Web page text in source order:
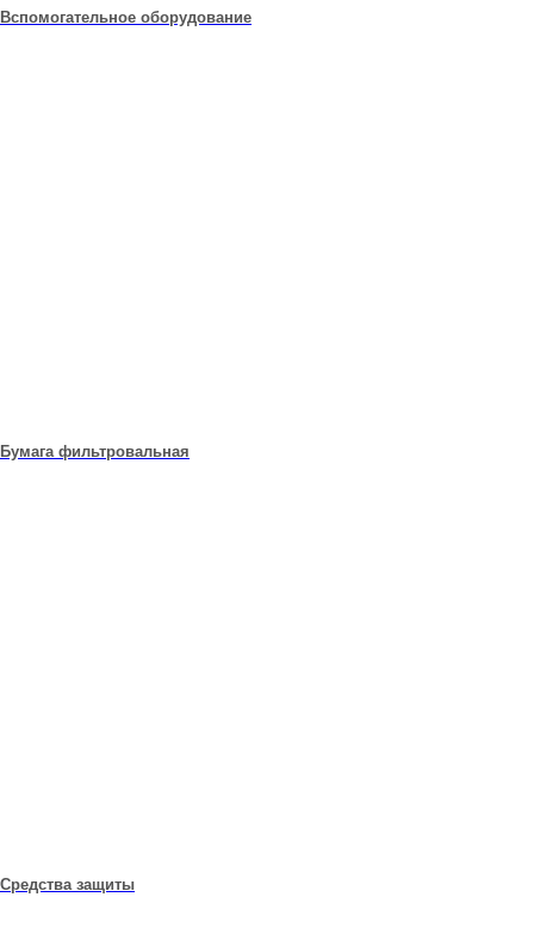
Вспомогательное оборудование
Бумага фильтровальная
Средства защиты